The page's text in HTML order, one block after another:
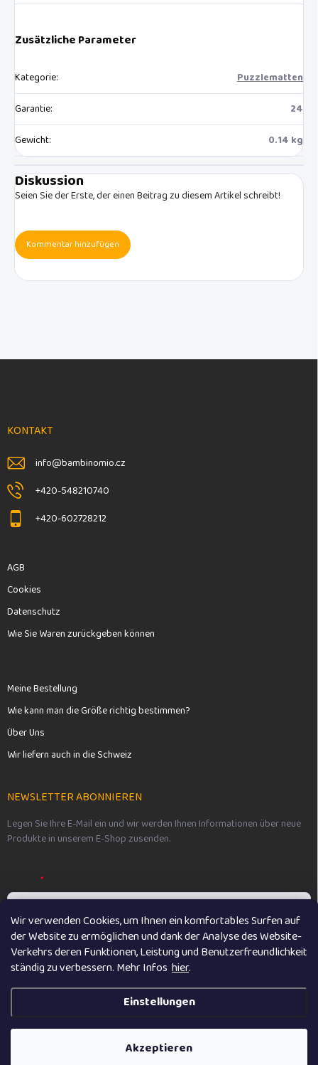
Wir verwenden Cookies, um Ihnen ein komfortables Surfen auf
der Website zu ermöglichen und dank der Analyse des Website-
Verkehrs deren Funktionen, Leistung und Benutzerfreundlichkeit
ständig zu verbessern. Mehr Infos hier.
Einstellungen
Akzeptieren
Zusätzliche Parameter
Kategorie:
Puzzlematten
Garantie:
24
Gewicht: 0.14 kg
Diskussion
Seien Sie der Erste, der einen Beitrag zu diesem Artikel schreibt!
Kommentar hinzufügen
F
e
KONTAKT
info@bambinomio.cz
+420-548210740
+420-602728212
AGB
Cookies
Datenschutz
Wie Sie Waren zurückgeben können
Meine Bestellung
Wie kann man die Größe richtig bestimmen?
Über Uns
Wir liefern auch in die Schweiz
NEWSLETTER ABONNIEREN
Legen Sie Ihre E-Mail ein und wir werden Ihnen Informationen über neue
Produkte in unserem E-Shop zusenden.
Vložením e-mailu souhlasíte spodmínkami ochrany osobních údajů
Anmelden
Vikibaby . Alle Rechte vorbehalten.